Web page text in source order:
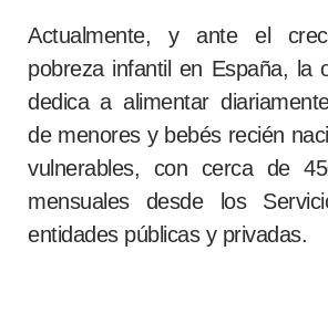
Actualmente, y ante el
pobreza infantil en España, la
dedica a alimentar
de menores y bebés recién
vulnerables, con cerca de
mensuales desde los
entidades públicas y privadas.